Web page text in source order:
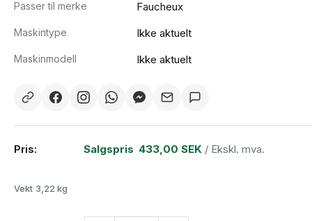
Passer til merke Faucheux
Maskintype Ikke aktuelt
Maskinmodell Ikke aktuelt
Pris: Salgspris 433,00 SEK / Ekskl. mva.
Vekt 3,22 kg